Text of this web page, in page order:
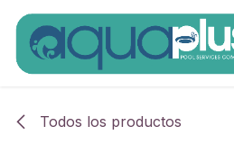
Ir al contenido
Todos los productos